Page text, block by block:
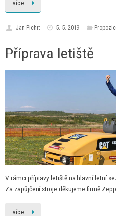
více…
Jan Pichrt 5. 5. 2019
Příprava letiště
V rámci přípravy letiště na hlavní letní
Za zapůjčení stroje děkujeme firmě
více…